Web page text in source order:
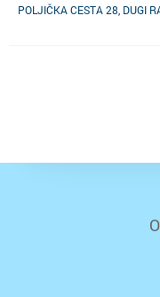
POLJIČKA CESTA 28, DUGI